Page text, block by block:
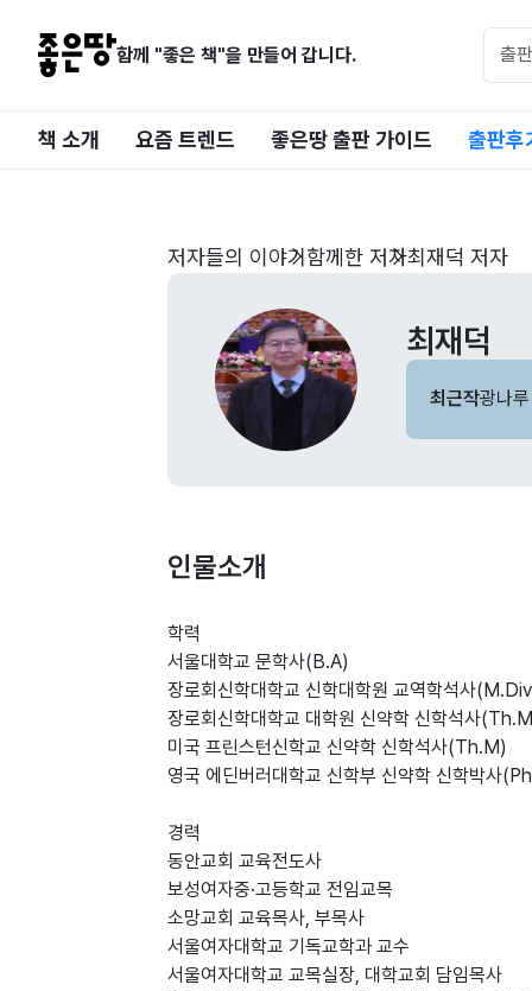
함께 "좋은 책"을 만들어 갑니다.
책 소개 요즘 트렌드 좋은땅 출판 가이드 출판후
저자들의 이야기 함께한 저자최재덕 저자
최재덕
최근작광나
인물소개
학력
서울대학교 문학사(B.A)
장로회신학대학교 신학대학원 교역학석사
장로회신학대학교 대학원 신약학 신학석사
미국 프린스턴신학교 신약학 신학석사(Th.M)
영국 에딘버러대학교 신학부 신약학 신학박사
경력
동안교회 교육전도사
보성여자중·고등학교 전임교목
소망교회 교육목사, 부목사
서울여자대학교 기독교학과 교수
서울여자대학교 교목실장, 대학교회 담임목사